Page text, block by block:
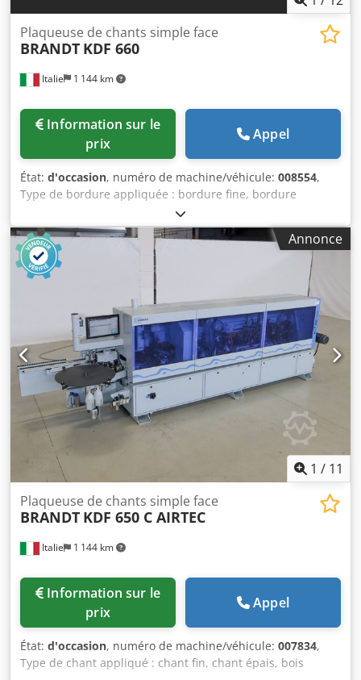
Italie 1 144 km
Plaqueuse de chants simple face
BRANDT KDF 660
prix
Appel
État: d'occasion, numéro de machine/véhicule: 008554,
Type de bordure appliquée : bordure fine, bordure
épaisse, bordure en bois massif Système d’encollage : EVA
Usinage par passes : oui Tête multifonction : oui Vitesse
d’avance maximale : 16 m/min Csdpfx Amszg D Ezj Usrf
Épaisseur maximale de la plaque : 60 mm Nombre d’unités
de travail : 8
Annonce
1 / 11
Italie 1 144 km
Plaqueuse de chants simple face
BRANDT KDF 650 C AIRTEC
prix
Appel
État: d'occasion, numéro de machine/véhicule: 007834,
Type de chant appliqué : chant fin, chant épais, bois